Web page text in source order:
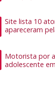
Site lista 10
apareceram
Motorista por
adolescente